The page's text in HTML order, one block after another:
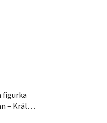
figurka
– Král